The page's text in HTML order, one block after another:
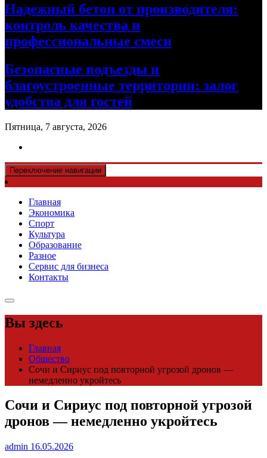
Надежный бетон от производителя:
контроль качества и
профессиональные смеси
Безопасные подъезды и
благоустроенные территории: залог
удобства для гостей
Пятница, 7 августа, 2026
Переключение навигации
Главная
Экономика
Спорт
Культура
Образование
Разное
Сервис для бизнеса
Контакты
Вы здесь
Главная
Общество
Сочи и Сириус под повторной угрозой дронов —
немедленно укройтесь
Сочи и Сириус под повторной угрозой
дронов — немедленно укройтесь
admin 16.05.2026